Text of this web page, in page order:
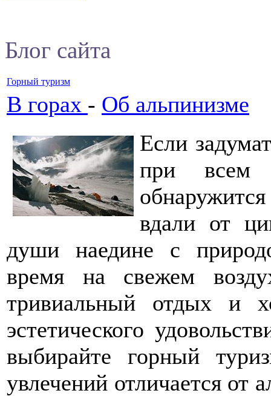
Блог сайта
Горный туризм
В горах - Об альпинизме
Если
при всем
вдали от
души наедине с
время на свежем
тривиальный отдых и
эстетического
выбирайте горный
увлечений отличается от